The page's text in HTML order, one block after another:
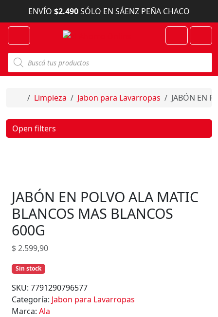
Skip to content
ENVÍO $2.490SÓLO EN SÁENZ PEÑA CHACO
B
s
q
d
Account
Cart
Home
Limpieza Jabon para Lavarropas JABÓN EN
JABÓN EN POLVO ALA MATIC
BLANCOS MAS BLANCOS
600G
$2.599,90
Sin stock
SKU: 7791290796577
Categoría: Jabon para Lavarropas
Marca: Ala
Open filters